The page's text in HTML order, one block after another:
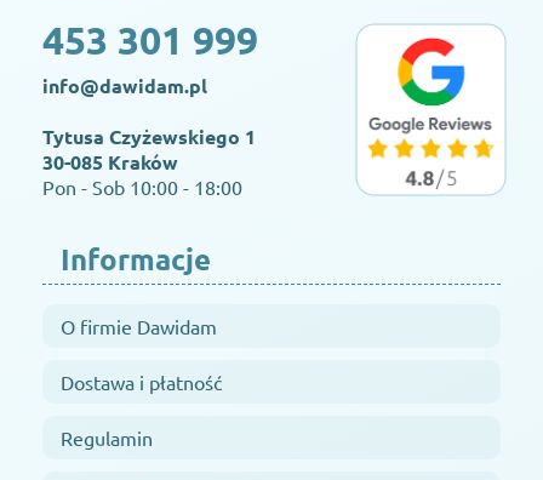
453 301 999
info@dawidam.pl
Tytusa Czyżewskiego 1
30-085 Kraków
Pon - Sob 10:00 - 18:00
Informacje
O firmie Dawidam
Dostawa i płatność
Regulamin